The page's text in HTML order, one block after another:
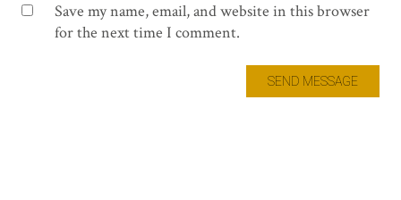
Save my name, email, and website in this browser
for the next time I comment.